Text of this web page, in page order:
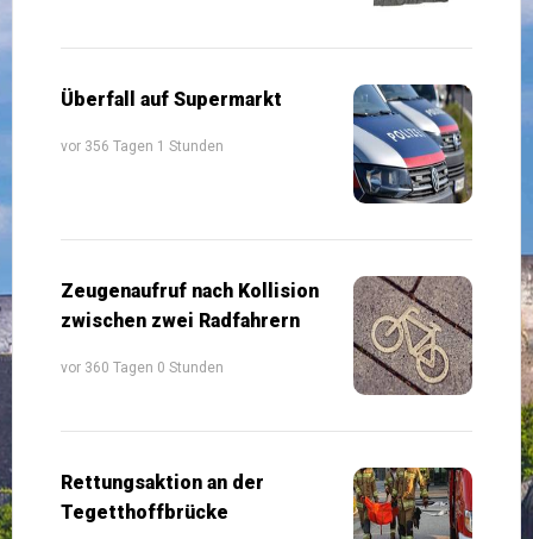
Überfall auf Supermarkt
vor 356 Tagen 1 Stunden
Zeugenaufruf nach Kollision
zwischen zwei Radfahrern
vor 360 Tagen 0 Stunden
Rettungsaktion an der
Tegetthoffbrücke